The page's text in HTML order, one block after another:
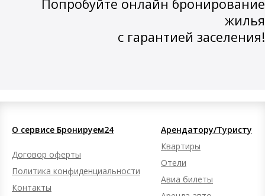
Попробуйте онлайн бронирование
жилья
с гарантией заселения!
О сервисе Бронируем24
Договор оферты
Политика конфиденциальности
Контакты
Арендатору/Туристу
Квартиры
Отели
Авиа билеты